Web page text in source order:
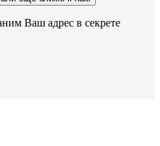
Ваш адрес в секрете